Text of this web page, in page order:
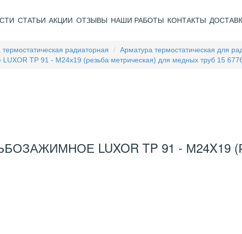
СТАТЬИ АКЦИИ ОТЗЫВЫ НАШИ РАБОТЫ КОНТАКТЫ
радиаторная
Арматура термостатическая для
TP 91 - М24x19 (резьба метрическая) для медных труб 15
LUXOR TP 91 -